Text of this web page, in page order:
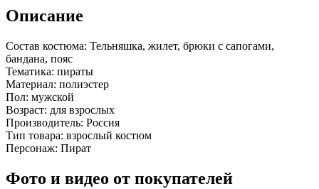
Описание
Состав костюма: Тельняшка, жилет, брюки с сапогами,
бандана, пояс
Тематика: пираты
Материал: полиэстер
Пол: мужской
Возраст: для взрослых
Производитель: Россия
Тип товара: взрослый костюм
Персонаж: Пират
Фото и видео от покупателей